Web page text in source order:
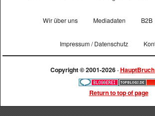
Wir über uns Mediadaten B2B
Impressum / Datenschutz
Copyright © 2001-2026 ·
Return to top of page